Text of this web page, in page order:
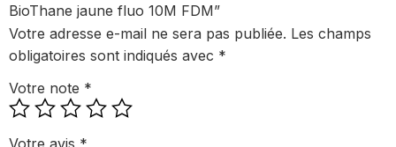
BioThane jaune fluo 10M FDM”
Votre adresse e-mail ne sera pas publiée. Les champs
obligatoires sont indiqués avec *
Votre note *
Votre avis *